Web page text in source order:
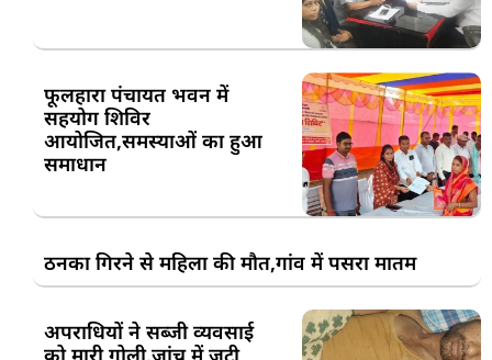
फूलहारा पंचायत भवन में
सहयोग शिविर
आयोजित,समस्याओं का हुआ
समाधान
ठनका गिरने से महिला की मौत,गांव में पसरा मातम
अपराधियों ने सब्जी व्यवसाई
को मारी गोली,जांच में जुटी